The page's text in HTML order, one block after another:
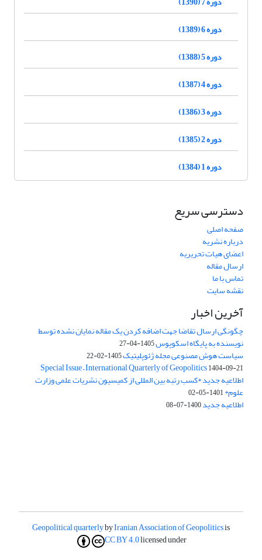
دوره 6 (1389)
دوره 5 (1388)
دوره 4 (1387)
دوره 3 (1386)
دوره 2 (1385)
دوره 1 (1384)
دسترسی سریع
صفحه اصلی
درباره نشریه
اعضای هیات تحریریه
ارسال مقاله
تماس با ما
نقشه سایت
آخرین اخبار
چگونگی ارسال تقاضا جهت اضافه کردن یک مقاله نمایان نشده توسط
نویسنده به پایگاه اسکوپوس1405-04-27
سیاست هوش مصنوعی مجله ژئوپلیتیک1405-02-22
Special Issue – International Quarterly of Geopolitics1404-09-21
اطلاعیه جدید *کسب رتبه بین المللی از کمیسیون نشریات علمی وزارت
علوم*1401-05-02
اطلاعیه جدید1400-07-08
Geopolitical quarterlybyIranian Association of Geopoliticsis
licensed under
CC BY 4.0